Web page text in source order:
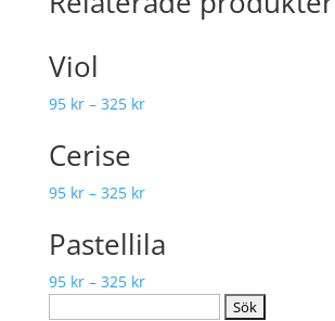
Viol
95 kr– 325 kr
Cerise
95 kr– 325 kr
Pastellila
95 kr– 325 kr